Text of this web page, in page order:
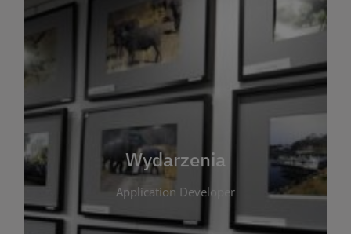
Wydarzenia
Application Developer
Wydarzenia
W tej zakładce publikujemy informacje o
wszystkich wydarzeniach organizowanych przez
bibliotekę. Znajdziesz tu zapowiedzi spotkań
autorskich, warsztatów, prelekcji i zajęć
tematycznych dla różnych grup wiekowych. Każde
wydarzenie ma na celu promowanie kultury
czytelniczej oraz integrację społeczności lokalnej.
Dzięki kalendarzowi wydarzeń możesz łatwo